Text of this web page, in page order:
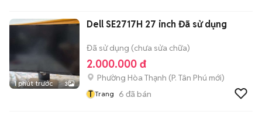
1 phút trước 3
Dell SE2717H 27 inch Đã sử dụng
Đã sử dụng (chưa sửa chữa)
2.000.000 đ
Phường Hòa Thạnh (P. Tân Phú mới)
T Trang 6 đã bán